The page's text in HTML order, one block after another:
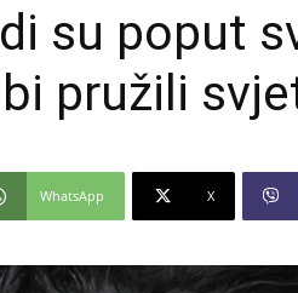
su poput
pružili
WhatsApp X